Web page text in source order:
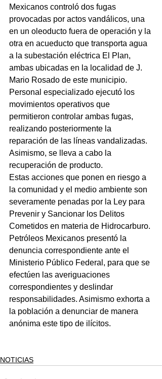
Mexicanos controló dos fugas
provocadas por actos vandálicos, una
en un oleoducto fuera de operación y la
otra en acueducto que transporta agua
a la subestación eléctrica El Plan,
ambas ubicadas en la localidad de J.
Mario Rosado de este municipio.
Personal especializado ejecutó los
movimientos operativos que
permitieron controlar ambas fugas,
realizando posteriormente la
reparación de las líneas vandalizadas.
Asimismo, se lleva a cabo la
recuperación de producto.
Estas acciones que ponen en riesgo a
la comunidad y el medio ambiente son
severamente penadas por la Ley para
Prevenir y Sancionar los Delitos
Cometidos en materia de Hidrocarburo.
Petróleos Mexicanos presentó la
denuncia correspondiente ante el
Ministerio Público Federal, para que se
efectúen las averiguaciones
correspondientes y deslindar
responsabilidades. Asimismo exhorta a
la población a denunciar de manera
anónima este tipo de ilícitos.
NOTICIAS